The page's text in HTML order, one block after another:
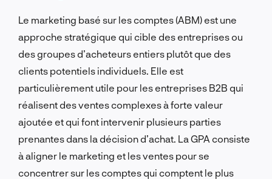
Le marketing basé sur les comptes (ABM) est une
approche stratégique qui cible des entreprises ou
des groupes d’acheteurs entiers plutôt que des
clients potentiels individuels. Elle est
particulièrement utile pour les entreprises B2B qui
réalisent des ventes complexes à forte valeur
ajoutée et qui font intervenir plusieurs parties
prenantes dans la décision d’achat. La GPA consiste
à aligner le marketing et les ventes pour se
concentrer sur les comptes qui comptent le plus